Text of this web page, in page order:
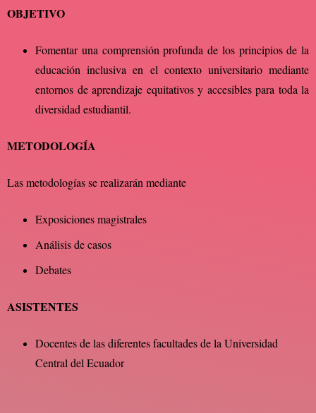
OBJETIVO
Fomentar una comprensión profunda de los principios de la
educación inclusiva en el contexto universitario mediante
entornos de aprendizaje equitativos y accesibles para toda la
diversidad estudiantil.
METODOLOGÍA
Las metodologías se realizarán mediante
Exposiciones magistrales
Análisis de casos
Debates
ASISTENTES
Docentes de las diferentes facultades de la Universidad
Central del Ecuador